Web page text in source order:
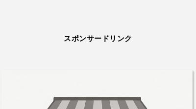
スポンサードリンク